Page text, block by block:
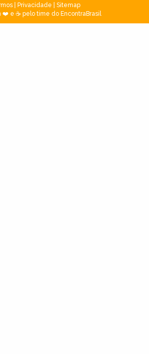
| Privacidade
Sitemap
❤️ e ☕ pelo time do EncontraBrasil